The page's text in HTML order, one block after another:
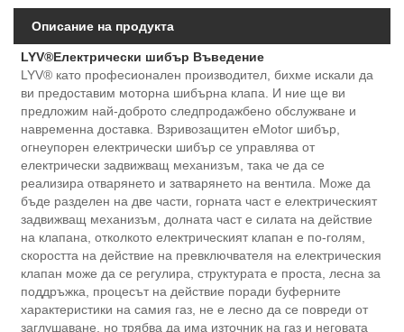
Описание на продукта
LYV®Електрически шибър Въведение
LYV® като професионален производител, бихме искали да
ви предоставим моторна шибърна клапа. И ние ще ви
предложим най-доброто следпродажбено обслужване и
навременна доставка. Взривозащитен eMotor шибър,
огнеупорен електрически шибър се управлява от
електрически задвижващ механизъм, така че да се
реализира отварянето и затварянето на вентила. Може да
бъде разделен на две части, горната част е електрическият
задвижващ механизъм, долната част е силата на действие
на клапана, отколкото електрическият клапан е по-голям,
скоростта на действие на превключвателя на електрическия
клапан може да се регулира, структурата е проста, лесна за
поддръжка, процесът на действие поради буферните
характеристики на самия газ, не е лесно да се повреди от
заглушаване, но трябва да има източник на газ и неговата